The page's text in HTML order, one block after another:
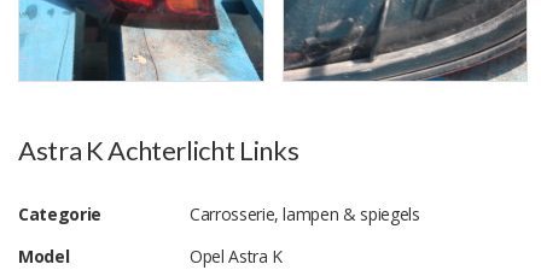
Astra K Achterlicht Links
Categorie
Carrosserie, lampen & spiegels
Model
Opel Astra K